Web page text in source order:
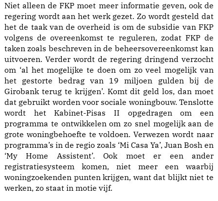
Niet alleen de FKP moet meer informatie geven, ook de
regering wordt aan het werk gezet. Zo wordt gesteld dat
het de taak van de overheid is om de subsidie van FKP
volgens de overeenkomst te reguleren, zodat FKP de
taken zoals beschreven in de beheersovereenkomst kan
uitvoeren. Verder wordt de regering dringend verzocht
om ‘al het mogelijke te doen om zo veel mogelijk van
het gestorte bedrag van 19 miljoen gulden bij de
Girobank terug te krijgen’. Komt dit geld los, dan moet
dat gebruikt worden voor sociale woningbouw. Tenslotte
wordt het Kabinet-Pisas II opgedragen om een
programma te ontwikkelen om zo snel mogelijk aan de
grote woningbehoefte te voldoen. Verwezen wordt naar
programma’s in de regio zoals ‘Mi Casa Ya’, Juan Bosh en
‘My Home Assistent’. Ook moet er een ander
registratiesysteem komen, niet meer een waarbij
woningzoekenden punten krijgen, want dat blijkt niet te
werken, zo staat in motie vijf.